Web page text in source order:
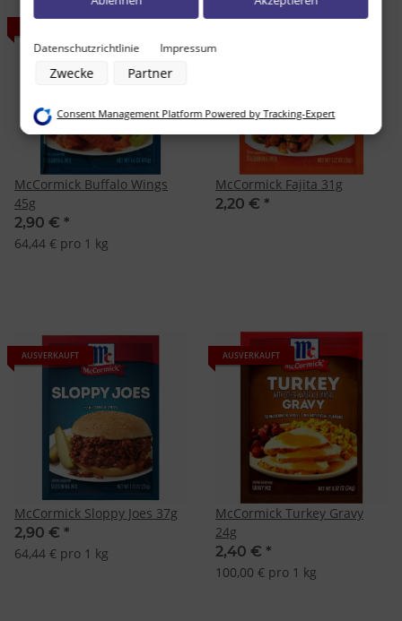
McCormick Buffalo Wings
45g
2,90 € *
64,44 € pro 1 kg
McCormick Fajita 31g
2,20 € *
AUSVERKAUFT
McCormick Sloppy Joes 37g
2,90 € *
64,44 € pro 1 kg
AUSVERKAUFT
McCormick Turkey Gravy
24g
2,40 € *
100,00 € pro 1 kg
dort die entsprechenden Anpassungen vornehmen.
Zwecke der Datenverarbeitung durch unsere Partner:
Verwendung reduzierter Daten zur Auswahl von Werbeanzeigen
Erstellung von Profilen zur Personalisierung von Inhalten
Verwendung von Profilen zur Auswahl personalisierter Inhalte
Messung der Werbeleistung
Messung der Performance von Inhalten
Analyse von Zielgruppen durch Statistiken oder Kombinationen von
Daten aus verschiedenen Quellen
Entwicklung und Verbesserung der Angebote
Verwendung reduzierter Daten zur Auswahl von Inhalten
Besondere Features:
Datenschutzrichtlinie Impressum
Zwecke Partner
Consent Management Platform Powered by Tracking-Expert